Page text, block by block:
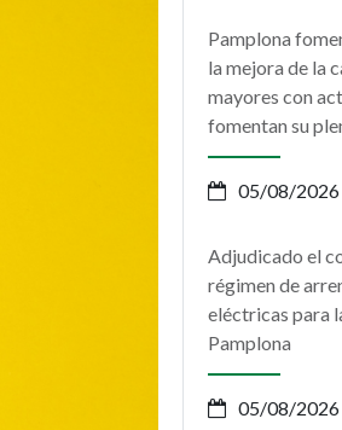
Pamplona
la mejora de la
mayores con
fomentan su
05/08/2026
Adjudicado el
régimen de
eléctricas para
Pamplona
05/08/2026